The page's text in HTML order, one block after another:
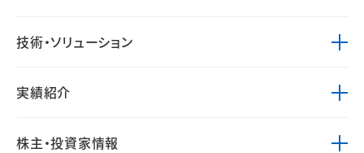
技術・ソリューション
実績紹介
株主・投資家情報